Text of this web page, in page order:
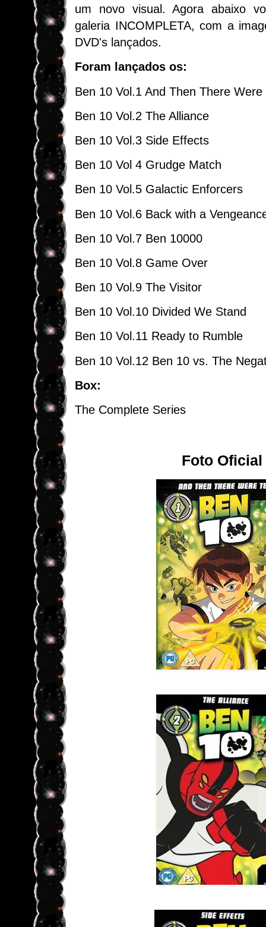
um novo visual. Agora abaixo
galeria INCOMPLETA, com a
DVD's lançados.
Foram lançados os:
Ben 10 Vol.1 And Then There Were
Ben 10 Vol.2 The Alliance
Ben 10 Vol.3 Side Effects
Ben 10 Vol 4 Grudge Match
Ben 10 Vol.5 Galactic Enforcers
Ben 10 Vol.6 Back with a
Ben 10 Vol.7 Ben 10000
Ben 10 Vol.8 Game Over
Ben 10 Vol.9 The Visitor
Ben 10 Vol.10 Divided We Stand
Ben 10 Vol.11 Ready to Rumble
Ben 10 Vol.12 Ben 10 vs. The
Box:
The Complete Series
Foto Oficial